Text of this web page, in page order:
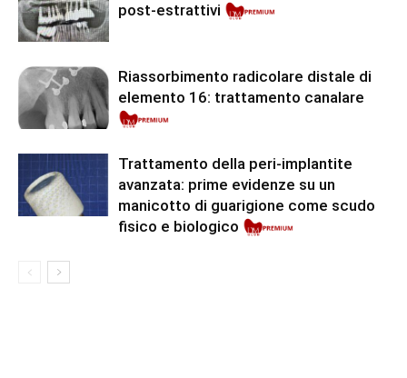
post-estrattivi
Riassorbimento radicolare distale di
elemento 16: trattamento canalare
Trattamento della peri-implantite
avanzata: prime evidenze su un
manicotto di guarigione come scudo
fisico e biologico